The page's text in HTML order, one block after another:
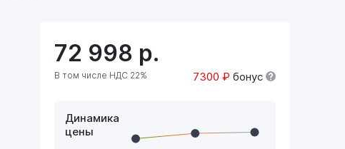
72 998 р.
В том числе НДС 22% 7300 ₽ бонус
Динамика
цены